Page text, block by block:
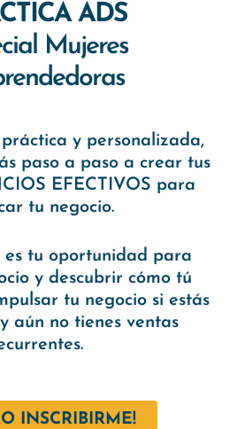
ADS
Mujeres
y personalizada,
paso a paso a crear tus
EFECTIVOS para
tu negocio.
es tu oportunidad para
y descubrir cómo tú
tu negocio si estás
aún no tienes ventas
INSCRIBIRME!